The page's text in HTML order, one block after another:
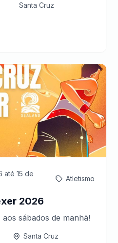
Santa Cruz
até 15 de
Atletismo
2026
sábados de manhã!
Santa Cruz